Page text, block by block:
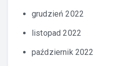
grudzień 2022
listopad 2022
październik 2022